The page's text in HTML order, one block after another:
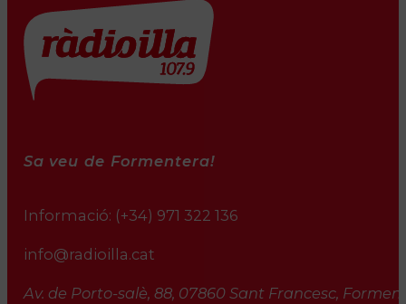
Sa veu de Formentera!
Informació: (+34) 971 322 136
info@radioilla.cat
Av. de Porto-salè, 88, 07860 Sant Francesc,